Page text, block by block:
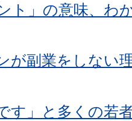
ト」の意味、わ
が副業をしない
す」と多くの若